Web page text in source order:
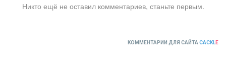
Никто ещё не оставил комментариев, станьте первым.
КОММЕНТАРИИ ДЛЯ САЙТА CACKLE